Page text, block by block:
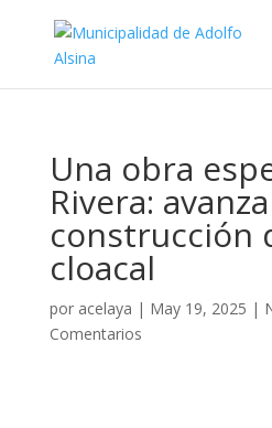
Una obra
Rivera:
construcción
cloacal
por acelaya | May 19, 2025 |
Comentarios